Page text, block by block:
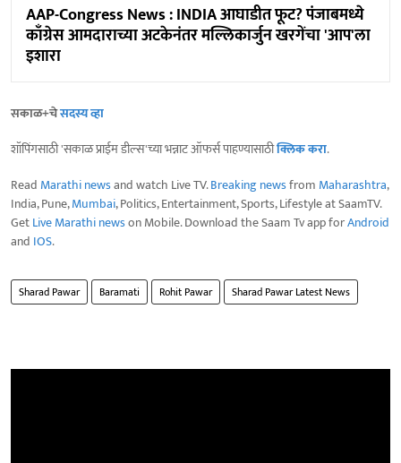
AAP-Congress News : INDIA आघाडीत फूट? पंजाबमध्ये
काँग्रेस आमदाराच्या अटकेनंतर मल्लिकार्जुन खरगेंचा 'आप'ला
इशारा
सकाळ+चेसदस्य व्हा
शॉपिंगसाठी 'सकाळ प्राईम डील्स'च्या भन्नाट ऑफर्स पाहण्यासाठीक्लिक करा.
Read Marathi newsand watch Live TV.Breaking newsfrom Maharashtra,
India, Pune,Mumbai, Politics, Entertainment, Sports, Lifestyle at SaamTV.
GetLive Marathi newson Mobile. Download the Saam Tv app forAndroid
and IOS.
Sharad Pawar Baramati Rohit Pawar Sharad Pawar Latest News